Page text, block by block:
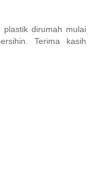
plastik dirumah mulai
Terima kasih